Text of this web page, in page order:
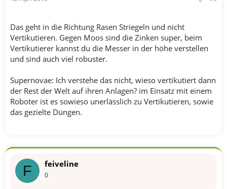
Das geht in die Richtung Rasen Striegeln und nicht
Vertikutieren. Gegen Moos sind die Zinken super, beim
Vertikutierer kannst du die Messer in der höhe verstellen
und sind auch viel robuster.
Supernovae: Ich verstehe das nicht, wieso vertikutiert dann
der Rest der Welt auf ihren Anlagen? im Einsatz mit einem
Roboter ist es sowieso unerlässlich zu Vertikutieren, sowie
das gezielte Düngen.
F feiveline
0